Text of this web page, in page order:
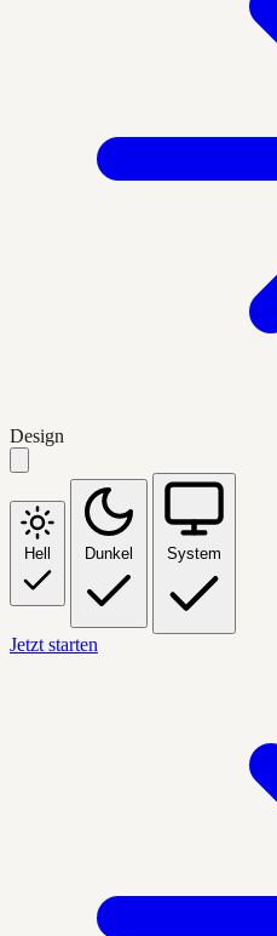
Design
Hell Dunkel System
Jetzt starten